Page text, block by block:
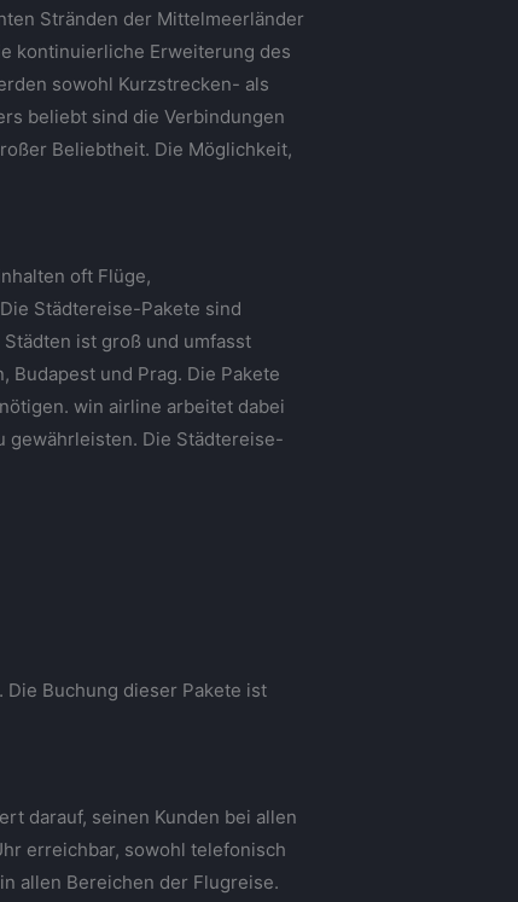
Stränden der Mittelmeerländer
kontinuierliche Erweiterung des
sowohl Kurzstrecken- als
beliebt sind die Verbindungen
Beliebtheit. Die Möglichkeit,
oft Flüge,
Städtereise-Pakete sind
ist groß und umfasst
Budapest und Prag. Die Pakete
win airline arbeitet dabei
gewährleisten. Die Städtereise-
Buchung dieser Pakete ist
darauf, seinen Kunden bei allen
erreichbar, sowohl telefonisch
allen Bereichen der Flugreise.